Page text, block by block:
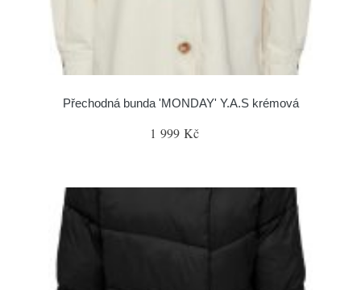
Přechodná bunda 'MONDAY' Y.A.S krémová
1 999 Kč